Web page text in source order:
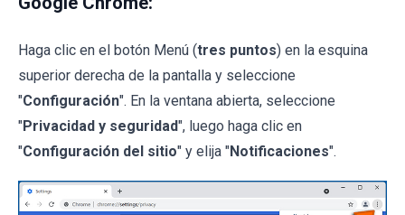
Haga clic en el botón Menú (tres puntos) en la esquina
superior derecha de la pantalla y seleccione
"Configuración". En la ventana abierta, seleccione
"Privacidad y seguridad", luego haga clic en
"Configuración del sitio" y elija "Notificaciones".